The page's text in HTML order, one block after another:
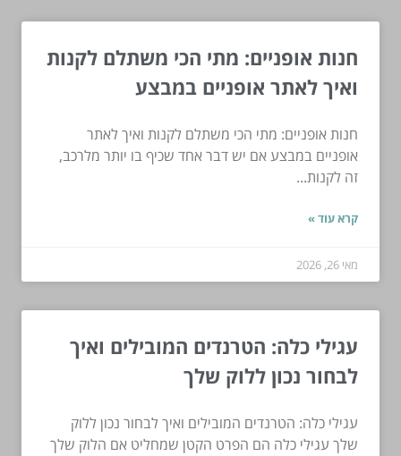
חנות אופניים: מתי הכי משתלם לקנות
ואיך לאתר אופניים במבצע
חנות אופניים: מתי הכי משתלם לקנות ואיך לאתר
אופניים במבצע אם יש דבר אחד שכיף בו יותר מלרכב,
זה לקנות...
קרא עוד »
מאי 26, 2026
עגילי כלה: הטרנדים המובילים ואיך
לבחור נכון ללוק שלך
עגילי כלה: הטרנדים המובילים ואיך לבחור נכון ללוק
שלך עגילי כלה הם הפרט הקטן שמחליט אם הלוק שלך